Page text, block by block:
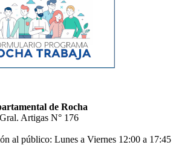
de Rocha
Artigas N° 176
al público: Lunes a Viernes 12:00 a 17:45